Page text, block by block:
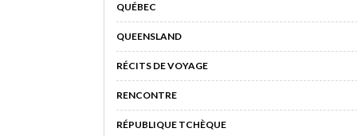
QUÉBEC
QUEENSLAND
RÉCITS DE VOYAGE
RENCONTRE
RÉPUBLIQUE TCHÈQUE